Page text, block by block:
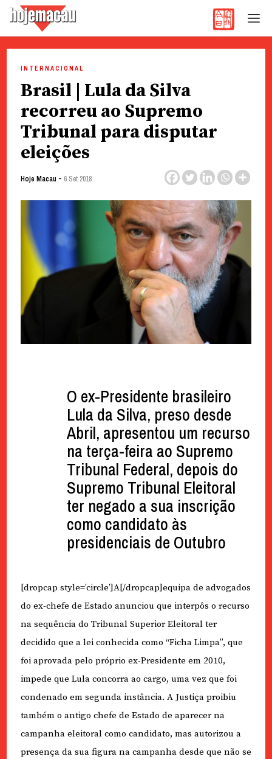
content
INTERNACIONAL
Brasil | Lula da Silva
recorreu ao Supremo
Tribunal para disputar
eleições
Hoje Macau - 6 Set 2018
O ex-Presidente brasileiro
Lula da Silva, preso desde
Abril, apresentou um recurso
na terça-feira ao Supremo
Tribunal Federal, depois do
Supremo Tribunal Eleitoral
ter negado a sua inscrição
como candidato às
presidenciais de Outubro
[dropcap style=’circle’]A[/dropcap]equipa de advogados
do ex-chefe de Estado anunciou que interpôs o recurso
na sequência do Tribunal Superior Eleitoral ter
decidido que a lei conhecida como “Ficha Limpa”, que
foi aprovada pelo próprio ex-Presidente em 2010,
impede que Lula concorra ao cargo, uma vez que foi
condenado em segunda instância. A Justiça proibiu
também o antigo chefe de Estado de aparecer na
campanha eleitoral como candidato, mas autorizou a
presença da sua figura na campanha desde que não se